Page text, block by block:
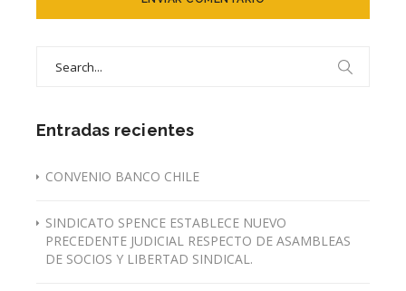
Entradas recientes
CONVENIO BANCO CHILE
SINDICATO SPENCE ESTABLECE NUEVO
PRECEDENTE JUDICIAL RESPECTO DE ASAMBLEAS
DE SOCIOS Y LIBERTAD SINDICAL.